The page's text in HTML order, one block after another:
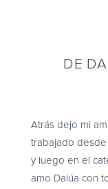
DE
Atrás dejo mi
trabajado desde
y luego en el
amo Dalúa con